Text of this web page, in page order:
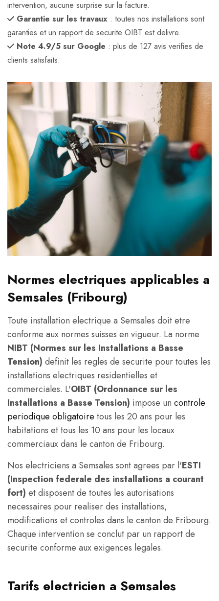
intervention, aucune surprise sur la facture.
Garantie sur les travaux : toutes nos installations sont
garanties et un rapport de securite OIBT est delivre.
Note 4.9/5 sur Google : plus de 127 avis verifies de
clients satisfaits.
Normes electriques applicables a
Semsales (Fribourg)
Toute installation electrique a Semsales doit etre
conforme aux normes suisses en vigueur. La norme
NIBT (Normes sur les Installations a Basse
Tension) definit les regles de securite pour toutes les
installations electriques residentielles et
commerciales. L'OIBT (Ordonnance sur les
Installations a Basse Tension) impose un controle
periodique obligatoire tous les 20 ans pour les
habitations et tous les 10 ans pour les locaux
commerciaux dans le canton de Fribourg.
Nos electriciens a Semsales sont agrees par l'ESTI
(Inspection federale des installations a courant
fort) et disposent de toutes les autorisations
necessaires pour realiser des installations,
modifications et controles dans le canton de Fribourg.
Chaque intervention se conclut par un rapport de
securite conforme aux exigences legales.
Tarifs electricien a Semsales